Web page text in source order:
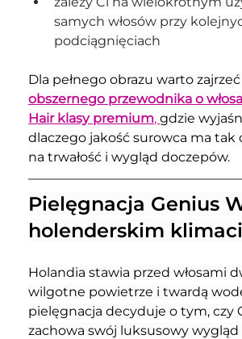
samych włosów przy
podciągnięciach
Dla pełnego obrazu warto
obszernego przewodnika o
Hair klasy premium, gdzie
dlaczego jakość surowca ma tak
na trwałość i wygląd doczepów.
Pielęgnacja Genius
holenderskim
Holandia stawia przed włosami
wilgotne powietrze i twardą
pielęgnacja decyduje o tym, czy
zachowa swój luksusowy wygląd